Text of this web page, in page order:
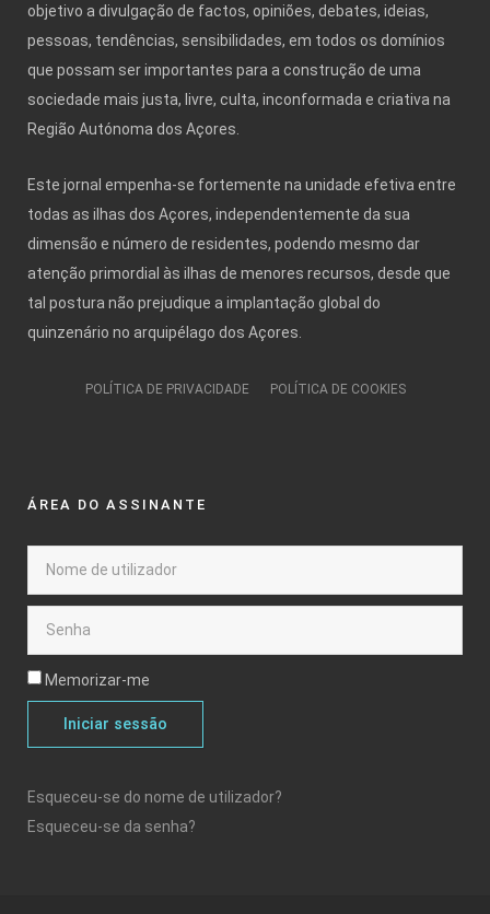
objetivo a divulgação de factos, opiniões, debates, ideias,
pessoas, tendências, sensibilidades, em todos os domínios
que possam ser importantes para a construção de uma
sociedade mais justa, livre, culta, inconformada e criativa na
Região Autónoma dos Açores.
Este jornal empenha-se fortemente na unidade efetiva entre
todas as ilhas dos Açores, independentemente da sua
dimensão e número de residentes, podendo mesmo dar
atenção primordial às ilhas de menores recursos, desde que
tal postura não prejudique a implantação global do
quinzenário no arquipélago dos Açores.
POLÍTICA DE PRIVACIDADE POLÍTICA DE COOKIES
ÁREA DO ASSINANTE
Memorizar-me
Iniciar sessão
Esqueceu-se do nome de utilizador?
Esqueceu-se da senha?